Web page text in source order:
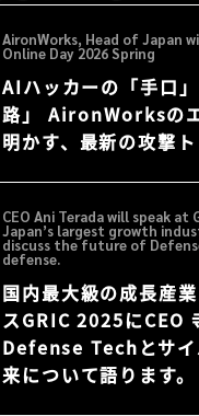
AironWorks, Head of Japan
Online Day 2026 Spring
AIハッカーの「手口
路」 AironWorksの
明かす、最新の攻撃
CEO Ani Terada will speak at
Japan’s largest growth
discuss the future of
defense.
国内最大級の成長産
スGRIC 2025にCEO
Defense Techとサイ
来について語ります。